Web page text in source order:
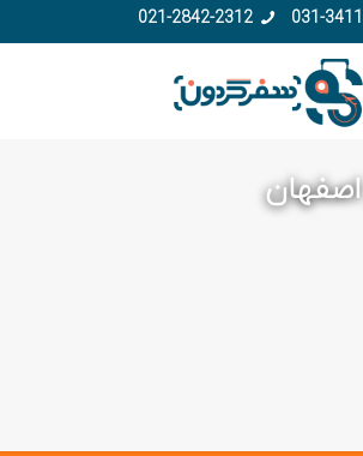
031-
021-2842-2312
اصفهان